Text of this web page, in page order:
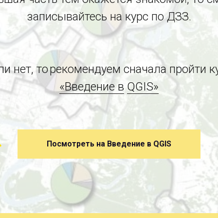
записывайтесь на курс по ДЗЗ.
нет, то рекомендуем сначала пройти
«Введение в QGIS»
Посмотреть на Введение в QGIS